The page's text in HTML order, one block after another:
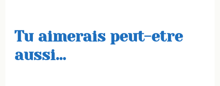
Tu aimerais peut-etre
aussi...